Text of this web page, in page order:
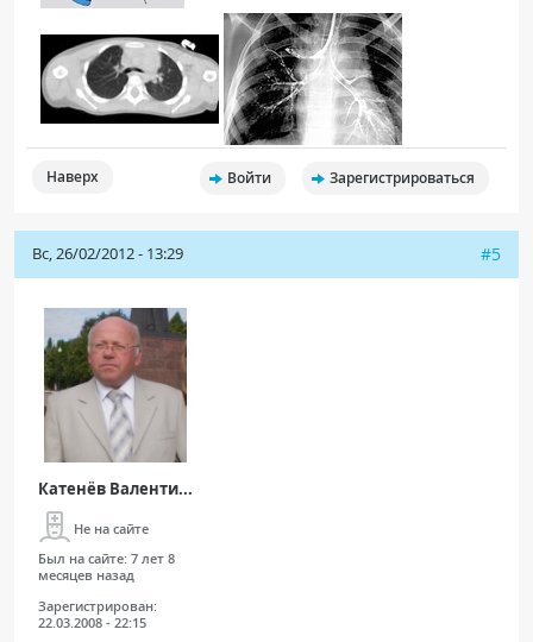
Наверх Войти Зарегистрироваться
Вс, 26/02/2012 - 13:29 #5
Катенёв Валенти...
Не на сайте
Был на сайте: 7 лет 8
месяцев назад
Зарегистрирован:
22.03.2008 - 22:15